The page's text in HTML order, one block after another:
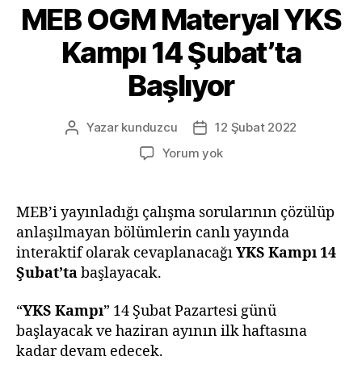
MEB OGM Materyal YKS
Kampı 14 Şubat’ta
Başlıyor
Yazının
Yazar kunduzcu
Yazı
tarihi
12 Şubat 2022
Yorum yokMEB
YKS
Kampı
14
Şubat’ta
MEB’i yayınladığı çalışma sorularının çözülüp
anlaşılmayan bölümlerin canlı yayında
interaktif olarak cevaplanacağıYKS Kampı14
Şubat’tabaşlayacak.
“YKS Kampı” 14 Şubat Pazartesi günü
başlayacak ve haziran ayının ilk haftasına
kadar devam edecek.